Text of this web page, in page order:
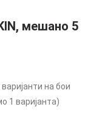
мешано 5
на бои
1 варијанта)